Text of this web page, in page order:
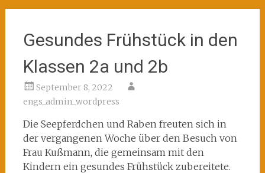
Gesundes Frühstück in den
Klassen 2a und 2b
September 8, 2022
engs_admin_wordpress
Die Seepferdchen und Raben freuten sich in
der vergangenen Woche über den Besuch von
Frau Kußmann, die gemeinsam mit den
Kindern ein gesundes Frühstück zubereitete.